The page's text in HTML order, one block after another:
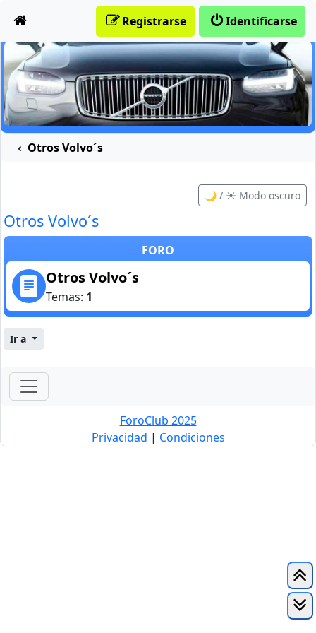
Identificarse
Registrarse
Otros Volvo´s
🌙 / ☀️ Modo oscuro
Otros Volvo´s
FORO
Otros Volvo´s
Temas: 1
Ir a
ForoClub 2025
Privacidad | Condiciones